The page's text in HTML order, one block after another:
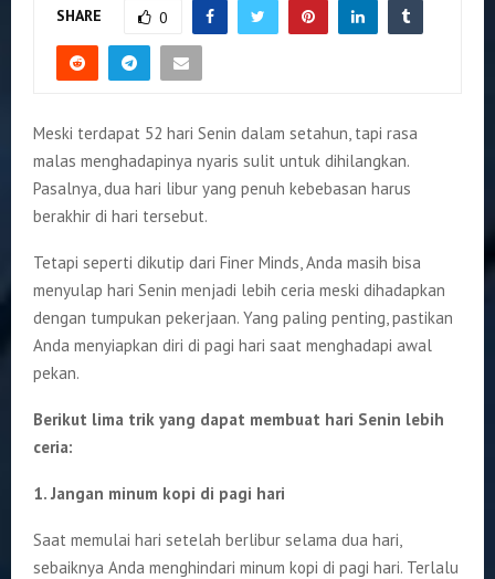
SHARE 0
Meski terdapat 52 hari Senin dalam setahun, tapi rasa
malas menghadapinya nyaris sulit untuk dihilangkan.
Pasalnya, dua hari libur yang penuh kebebasan harus
berakhir di hari tersebut.
Tetapi seperti dikutip dari Finer Minds, Anda masih bisa
menyulap hari Senin menjadi lebih ceria meski dihadapkan
dengan tumpukan pekerjaan. Yang paling penting, pastikan
Anda menyiapkan diri di pagi hari saat menghadapi awal
pekan.
Berikut lima trik yang dapat membuat hari Senin lebih
ceria:
1. Jangan minum kopi di pagi hari
Saat memulai hari setelah berlibur selama dua hari,
sebaiknya Anda menghindari minum kopi di pagi hari. Terlalu